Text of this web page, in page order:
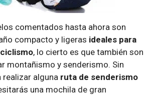
comentados hasta ahora son
compacto y ligeras ideales para
, lo cierto es que también son
montañismo y senderismo. Sin
realizar alguna ruta de senderismo
una mochila de gran